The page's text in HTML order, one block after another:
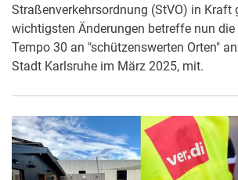
Straßenverkehrsordnung (StVO) in Kraft
wichtigsten Änderungen betreffe nun
Tempo 30 an "schützenswerten Orten"
Stadt Karlsruhe im März 2025, mit.